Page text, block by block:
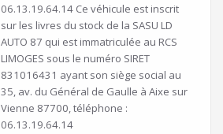
06.13.19.64.14 Ce véhicule est inscrit
sur les livres du stock de la SASU LD
AUTO 87 qui est immatriculée au RCS
LIMOGES sous le numéro SIRET
831016431 ayant son siège social au
35, av. du Général de Gaulle à Aixe sur
Vienne 87700, téléphone :
06.13.19.64.14